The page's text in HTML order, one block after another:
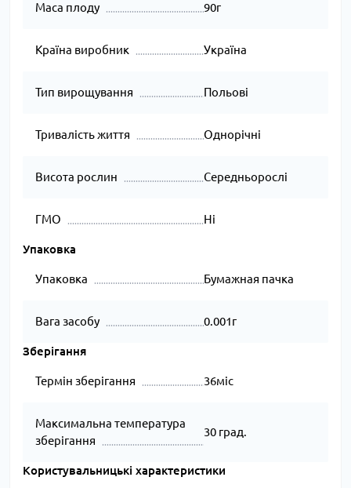
Маса плоду 90г
Країна виробник Україна
Тип вирощування Польові
Тривалість життя Однорічні
Висота рослин Середньорослі
ГМО Ні
Упаковка
Упаковка Бумажная пачка
Вага засобу 0.001г
Зберігання
Термін зберігання 36міс
Максимальна температура
зберігання
30 град.
Користувальницькі характеристики